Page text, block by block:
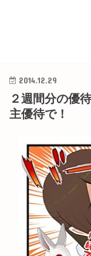
2014.12.29
２週間分の優
主優待で！